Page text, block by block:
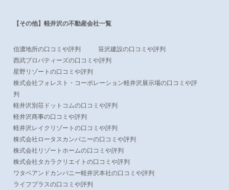
【その他】軽井沢の不動産会社一覧
信濃地所の口コミや評判
笹沢建設の口コミや評判
西武プロパティーズの口コミや評判
星野リゾートの口コミや評判
株式会社フォレスト・コーポレーション軽井沢展示場の口コミや評
判
軽井沢別荘ドットコムの口コミや評判
軽井沢商事の口コミや評判
軽井沢レイクリゾートの口コミや評判
株式会社ロータスカンパニーの口コミや評判
株式会社リゾートホームの口コミや評判
株式会社タカラクリエイトの口コミや評判
ワタベアンドカンパニー軽井沢本社の口コミや評判
ライフプラスの口コミや評判